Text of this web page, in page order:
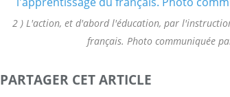
2 ) L'action, et d'abord l'éducation, par
français. Photo communiquée
PARTAGER CET ARTICLE